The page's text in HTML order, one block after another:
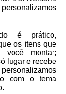
é prático,
os itens que
montar;
lugar e recebe
com o tema